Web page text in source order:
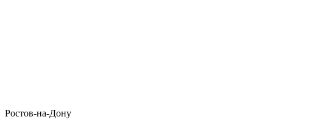
Ростов-на-Дону